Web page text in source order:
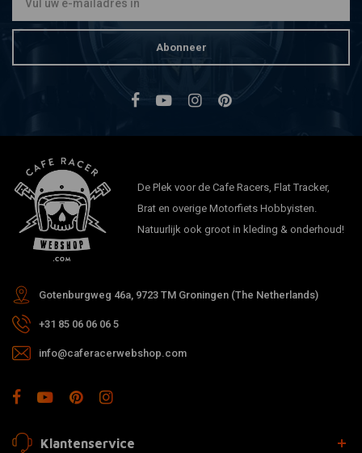
Abonneer
De Plek voor de Cafe Racers, Flat Tracker,
Brat en overige Motorfiets Hobbyisten.
Natuurlijk ook groot in kleding & onderhoud!
Gotenburgweg 46a, 9723 TM Groningen (The Netherlands)
+31 85 06 06 06 5
info@caferacerwebshop.com
Klantenservice